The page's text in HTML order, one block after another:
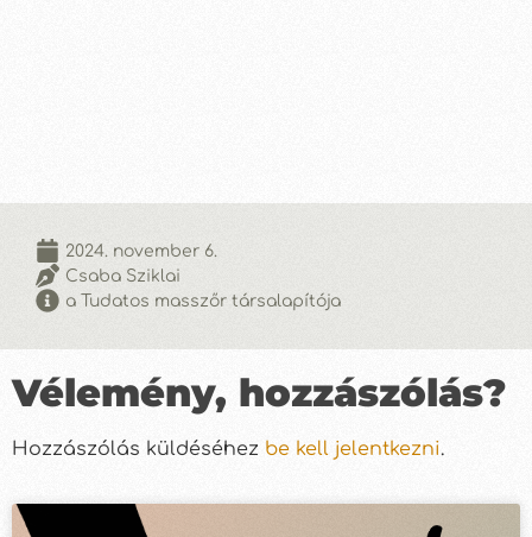
2024. november 6.
Csaba Sziklai
a Tudatos masszőr társalapítója
Vélemény, hozzászólás?
Hozzászólás küldéséhez be kell jelentkezni.